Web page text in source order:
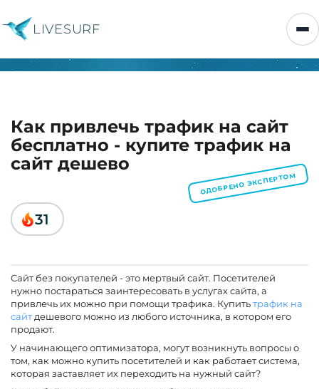
LIVESURF
Как привлечь трафик на сайт
бесплатно - купите трафик на
сайт дешево
ОДОБРЕНО ЭКСПЕРТОМ
31
Сайт без покупателей - это мертвый сайт. Посетителей
нужно постараться заинтересовать в услугах сайта, а
привлечь их можно при помощи трафика. Купитьтрафик на
сайт дешевого можно из любого источника, в котором его
продают.
У начинающего оптимизатора, могут возникнуть вопросы о
том, как можно купить посетителей и как работает система,
которая заставляет их переходить на нужный сайт?